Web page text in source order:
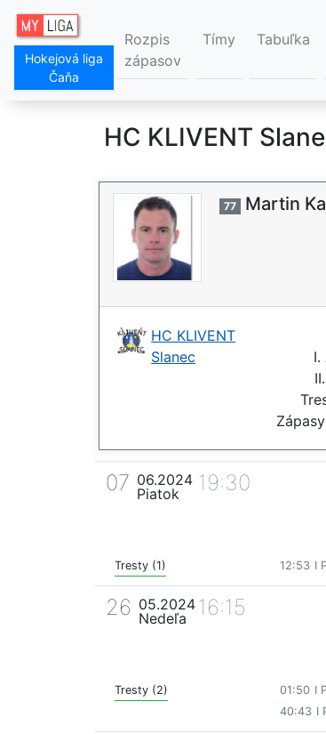
Hokejová liga
Čaňa
Rozpis
zápasov
Tímy Tabuľka
HC KLIVENT
77 Martin
HC KLIVENT
Slanec
I.
Zápasy
07 06.2024
Piatok
19:30
Tresty (1) 12:53 I
26 05.2024
Nedeľa
16:15
Tresty (2) 01:50 I
40:43 I